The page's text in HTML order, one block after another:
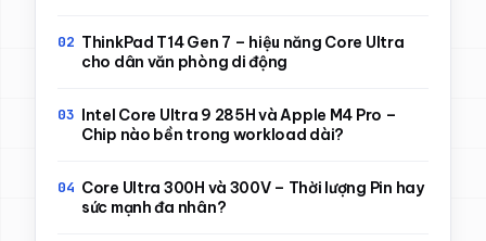
ThinkPad T14 Gen 7 – hiệu năng Core Ultra
cho dân văn phòng di động
Intel Core Ultra 9 285H và Apple M4 Pro –
Chip nào bền trong workload dài?
Core Ultra 300H và 300V – Thời lượng Pin hay
sức mạnh đa nhân?